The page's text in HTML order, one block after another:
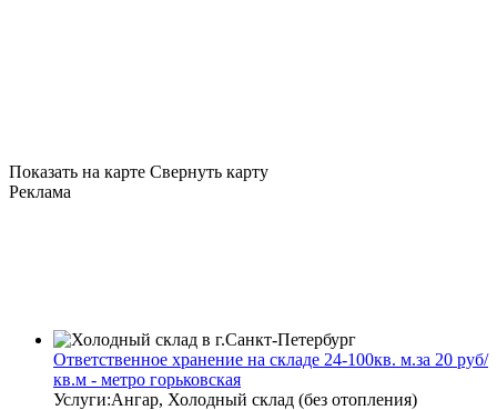
Показать на карте Свернуть карту
Реклама
Ответственное хранение на складе 24-100кв. м.за 20 руб/
кв.м - метро горьковская
Услуги:Ангар, Холодный склад (без отопления)